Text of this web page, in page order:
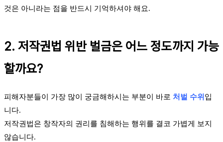
것은 아니라는 점을 반드시 기억하셔야 해요.
2. 저작권법 위반 벌금은 어느 정도까지 가능
할까요?
피해자분들이 가장 많이 궁금해하시는 부분이 바로 처벌 수위 입
니다.
저작권법은 창작자의 권리를 침해하는 행위를 결코 가볍게 보지
않습니다.